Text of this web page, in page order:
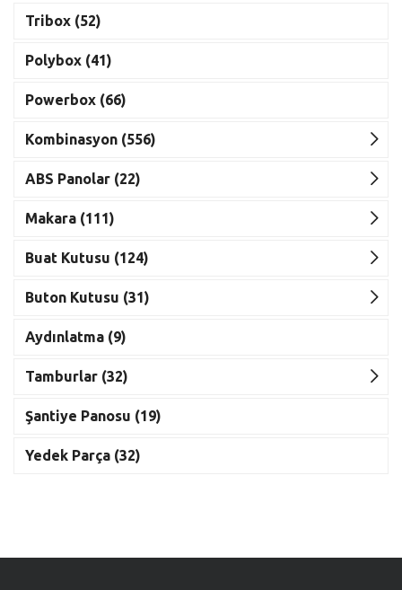
Tribox (52)
Polybox (41)
Powerbox (66)
Kombinasyon (556)
ABS Panolar (22)
Makara (111)
Buat Kutusu (124)
Buton Kutusu (31)
Aydınlatma (9)
Tamburlar (32)
Şantiye Panosu (19)
Yedek Parça (32)